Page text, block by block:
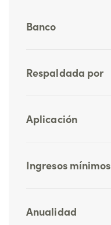
Banco
Respaldada por
Aplicación
Ingresos mínimos
Anualidad